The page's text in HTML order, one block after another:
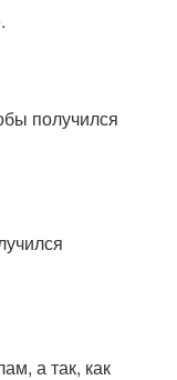
получился
а так, как